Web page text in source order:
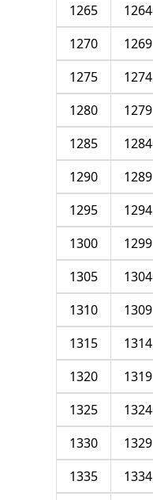
1264
1265
1269
1270
1274
1275
1279
1280
1284
1285
1289
1290
1294
1295
1299
1300
1304
1305
1309
1310
1314
1315
1319
1320
1324
1325
1329
1330
1334
1335